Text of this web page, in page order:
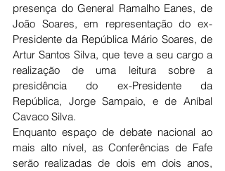
presença do General Ramalho Eanes, de
João Soares, em representação do ex-
Presidente da República Mário Soares, de
Artur Santos Silva, que teve a seu cargo a
realização de uma leitura sobre a
presidência do ex-Presidente da
República, Jorge Sampaio, e de Aníbal
Cavaco Silva.
Enquanto espaço de debate nacional ao
mais alto nível, as Conferências de Fafe
serão realizadas de dois em dois anos,